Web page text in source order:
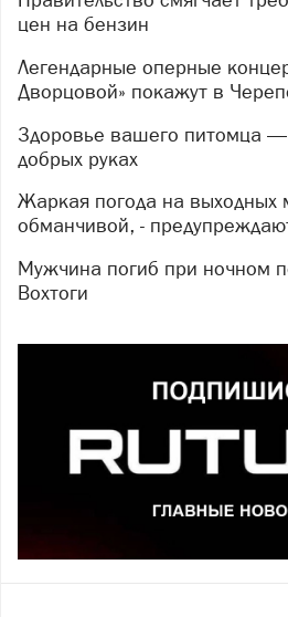
цен на бензин
Легендарные оперные концерты «Классика на
Дворцовой» покажут в
Здоровье вашего питомца — в надёжных и
добрых руках
Жаркая погода на выходных может оказаться
обманчивой, -
Мужчина погиб при ночном пожаре в магазине
Вохтоги